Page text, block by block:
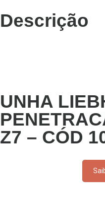
Descrição
UNHA
Z7 – CÓD